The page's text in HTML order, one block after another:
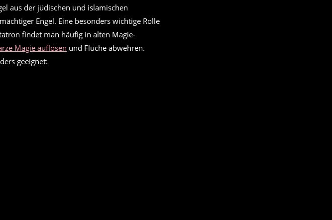
aus der jüdischen und islamischen
Engel. Eine besonders wichtige Rolle
findet man häufig in alten Magie-
Magie auflösen und Flüche abwehren.
geeignet: